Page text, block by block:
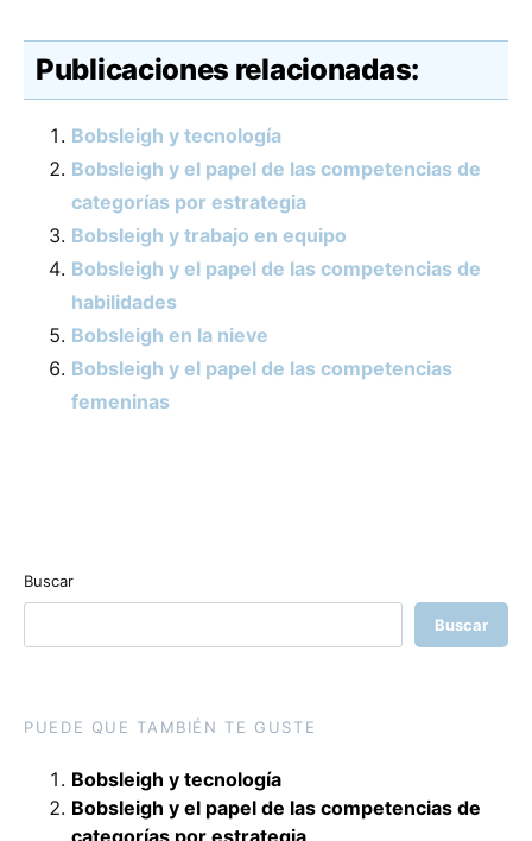
Publicaciones relacionadas:
Bobsleigh y tecnología
Bobsleigh y el papel de las competencias de
categorías por estrategia
Bobsleigh y trabajo en equipo
Bobsleigh y el papel de las competencias de
habilidades
Bobsleigh en la nieve
Bobsleigh y el papel de las competencias
femeninas
Buscar
Buscar
PUEDE QUE TAMBIÉN TE GUSTE
Bobsleigh y tecnología
Bobsleigh y el papel de las competencias de
categorías por estrategia